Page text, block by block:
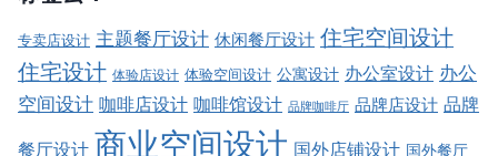
专卖店设计 主题餐厅设计 休闲餐厅设计 住宅空间设计
住宅设计 体验店设计 体验空间设计 公寓设计 办公室设计 办公
空间设计 咖啡店设计 咖啡馆设计 品牌咖啡厅 品牌店设计 品牌
餐厅设计 商业空间设计 国外店铺设计 国外餐厅